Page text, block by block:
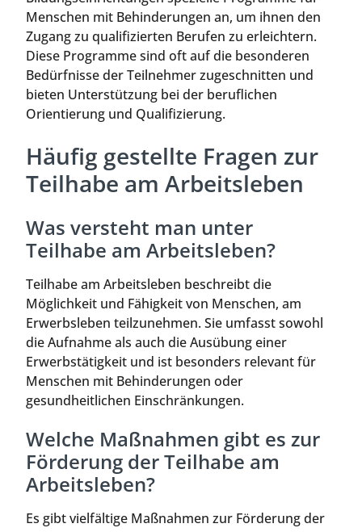
Menschen mit Behinderungen an, um ihnen den
Zugang zu qualifizierten Berufen zu erleichtern.
Diese Programme sind oft auf die besonderen
Bedürfnisse der Teilnehmer zugeschnitten und
bieten Unterstützung bei der beruflichen
Orientierung und Qualifizierung.
Häufig gestellte Fragen zur
Teilhabe am Arbeitsleben
Was versteht man unter
Teilhabe am Arbeitsleben?
Teilhabe am Arbeitsleben beschreibt die
Möglichkeit und Fähigkeit von Menschen, am
Erwerbsleben teilzunehmen. Sie umfasst sowohl
die Aufnahme als auch die Ausübung einer
Erwerbstätigkeit und ist besonders relevant für
Menschen mit Behinderungen oder
gesundheitlichen Einschränkungen.
Welche Maßnahmen gibt es zur
Förderung der Teilhabe am
Arbeitsleben?
Es gibt vielfältige Maßnahmen zur Förderung der